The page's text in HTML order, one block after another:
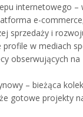
internetowego –
e-
sprzedaży i
profile w mediach
obserwujących na
– bieżąca
gotowe projekty